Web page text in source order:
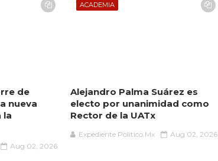
de
nueva
la
Aug 02, 2026
ACADEMIA
Alejandro Palma Suárez es
electo por unanimidad como
Rector de la UATx
Expediente Político.Mx Aug 02, 2026